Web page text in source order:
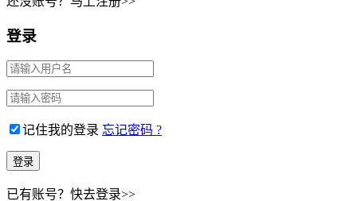
登录
记住我的登录 忘记密码 ?
已有账号？快去登录>>